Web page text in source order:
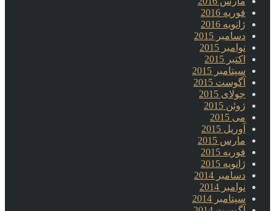
فوریه 2016
ژانویه 2016
دسامبر 2015
نوامبر 2015
اکتبر 2015
سپتامبر 2015
آگوست 2015
جولای 2015
ژوئن 2015
می 2015
آوریل 2015
مارس 2015
فوریه 2015
ژانویه 2015
دسامبر 2014
نوامبر 2014
سپتامبر 2014